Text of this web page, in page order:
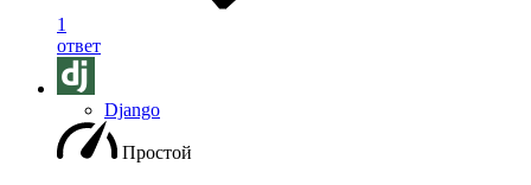
1
ответ
Django
Простой